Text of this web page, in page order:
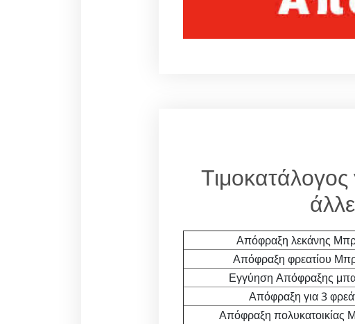
Απόφραξη λεκάνης
Απόφραξη φρεατίου
Εγγύηση Απόφραξης
Απόφραξη για 3
Απόφραξη πολυκατοικίας